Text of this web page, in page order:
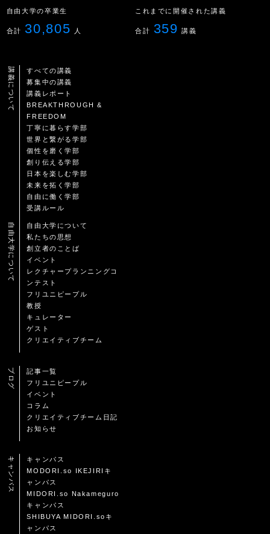
自由大学の卒業生
合計 30,805 人
これまでに開催された講義
合計 359 講義
講義について
すべての講義
募集中の講義
講義レポート
BREAKTHROUGH &
FREEDOM
丁寧に暮らす学部
世界と繋がる学部
個性を磨く学部
創り伝える学部
日本を楽しむ学部
未来を拓く学部
自由に働く学部
受講ルール
自由大学について
自由大学について
私たちの思想
創立者のことば
イベント
レクチャープランニングコ
ンテスト
フリユニピープル
教授
キュレーター
ゲスト
クリエイティブチーム
ブログ
記事一覧
フリユニピープル
イベント
コラム
クリエイティブチーム日記
お知らせ
キャンパス
キャンパス
MODORI.so IKEJIRIキ
ャンパス
MIDORI.so Nakameguro
キャンパス
SHIBUYA MIDORI.soキ
ャンパス